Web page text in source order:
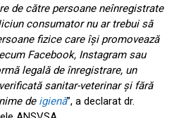
de către persoane neînregistrate
consumator nu ar trebui să
fizice care îşi promovează
Facebook, Instagram sau
legală de înregistrare, un
sanitar-veterinar şi fără
de igienă”, a declarat dr.